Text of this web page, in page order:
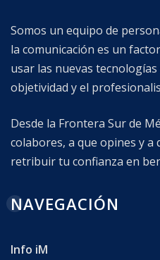
Somos un equipo de
la comunicación es un
usar las nuevas
objetividad y el
Desde la Frontera Sur de
colabores, a que opines y a
retribuir tu confianza en
NAVEGACIÓN
Info iM